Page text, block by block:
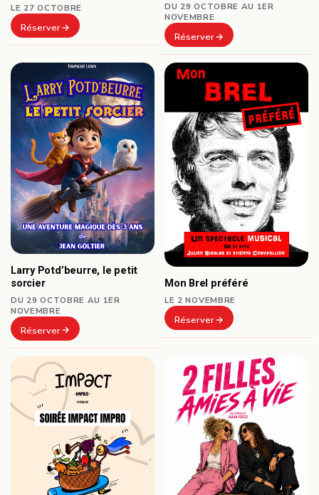
LE 27 OCTOBRE
Réserver
DU 29 OCTOBRE AU 1ER
NOVEMBRE
Réserver
Larry Potd’beurre, le petit
sorcier
DU 29 OCTOBRE AU 1ER
NOVEMBRE
Réserver
Mon Brel préféré
LE 2 NOVEMBRE
Réserver